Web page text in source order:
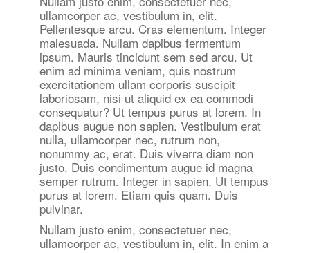
ullamcorper ac, vestibulum in, elit.
Pellentesque arcu. Cras elementum. Integer
malesuada. Nullam dapibus fermentum
ipsum. Mauris tincidunt sem sed arcu. Ut
enim ad minima veniam, quis nostrum
exercitationem ullam corporis suscipit
laboriosam, nisi ut aliquid ex ea commodi
consequatur? Ut tempus purus at lorem. In
dapibus augue non sapien. Vestibulum erat
nulla, ullamcorper nec, rutrum non,
nonummy ac, erat. Duis viverra diam non
justo. Duis condimentum augue id magna
semper rutrum. Integer in sapien. Ut tempus
purus at lorem. Etiam quis quam. Duis
pulvinar.
Nullam justo enim, consectetuer nec,
ullamcorper ac, vestibulum in, elit. In enim a